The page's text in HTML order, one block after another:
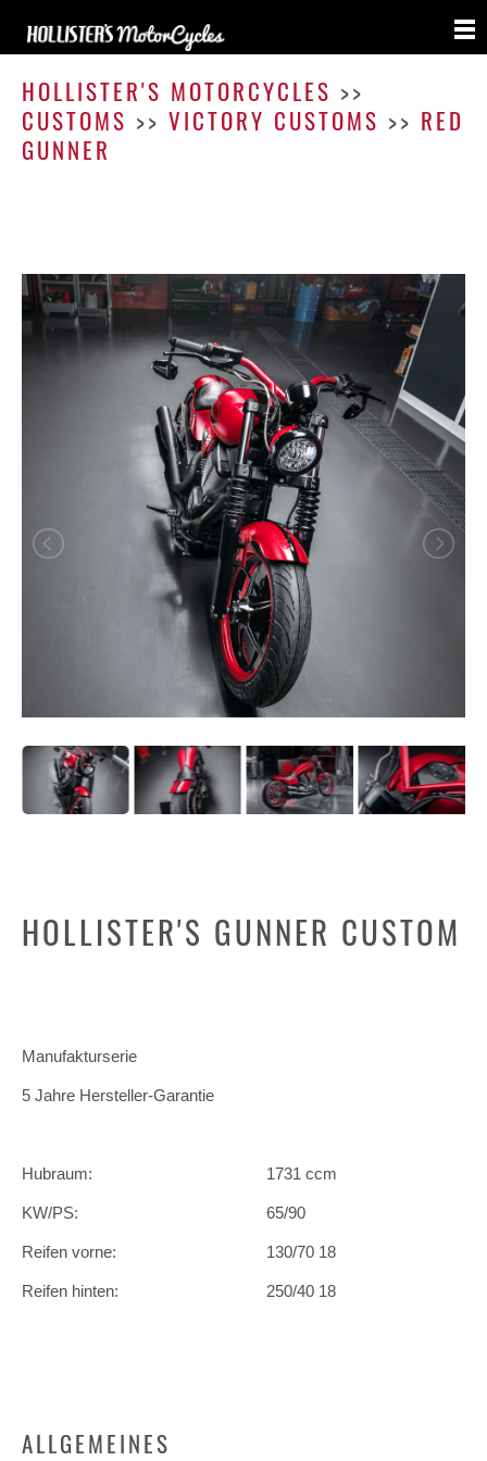
Red
HOLLISTER'S MOTORCYCLES >>
CUSTOMS >> VICTORY CUSTOMS >> RED
GUNNER
HOLLISTER'S GUNNER CUSTOM
Manufakturserie
5 Jahre Hersteller-Garantie
Hubraum: 1731 ccm
KW/PS: 65/90
Reifen vorne: 130/70 18
Reifen hinten: 250/40 18
ALLGEMEINES